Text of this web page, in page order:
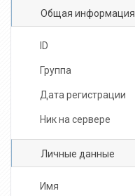
Общая информация
ID
Группа
Дата регистрации
Ник на сервере
Личные данные
Имя